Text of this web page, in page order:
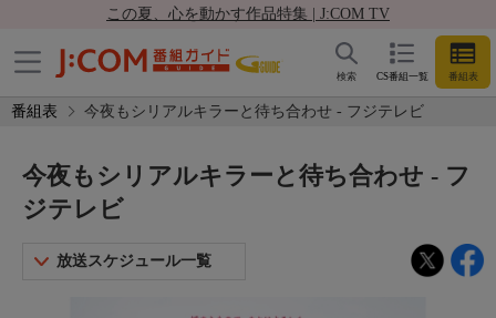
この夏、心を動かす作品特集 | J:COM TV
CS番組一覧 番組表
検索
番組表 今夜もシリアルキラーと待ち合わせ - フジテレビ
今夜もシリアルキラーと待ち合わせ - フ
ジテレビ
放送スケジュール一覧